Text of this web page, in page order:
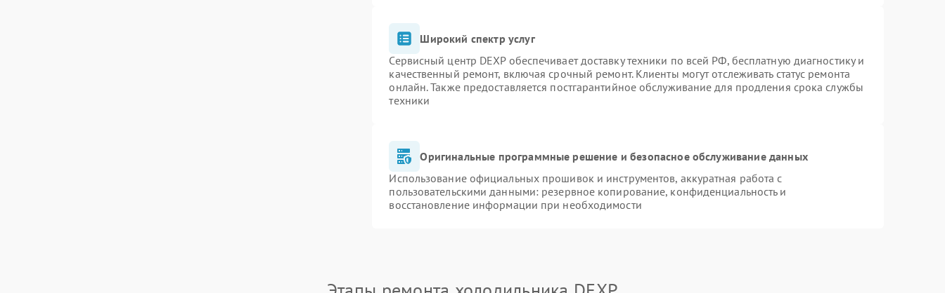
Широкий спектр услуг
Сервисный центр DEXP обеспечивает доставку техники по всей РФ, бесплатную диагностику и
качественный ремонт, включая срочный ремонт. Клиенты могут отслеживать статус ремонта
онлайн. Также предоставляется постгарантийное обслуживание для продления срока службы
техники
Оригинальные программные решение и безопасное обслуживание данных
Использование официальных прошивок и инструментов, аккуратная работа с
пользовательскими данными: резервное копирование, конфиденциальность и
восстановление информации при необходимости